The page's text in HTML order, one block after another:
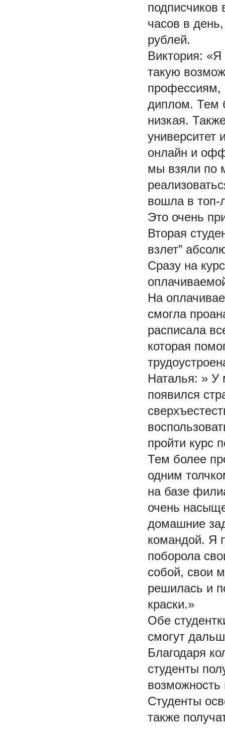
часов в
рублей.
Виктория: «Я
такую
профессиям,
диплом. Тем
низкая.
университет
онлайн и
мы взяли по
вошла в топ-
Это очень
Вторая
взлет”
Сразу на
На
смогла
расписала
которая
Наталья: » У
появился
пройти курс
Тем более
одним
на базе
очень
домашние
командой. Я
поборола
собой, свои
решилась и
краски.»
Обе
смогут
Благодаря
студенты
возможность
Студенты
также